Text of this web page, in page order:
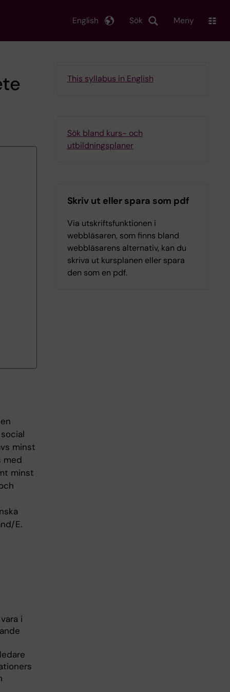
Sök
English Meny
minst
med
minst
E.
i
This syllabus in English
Sök bland kurs- och
utbildningsplaner
Skriv ut eller spara som pdf
Via utskriftsfunktionen i
webbläsaren, som finns bland
webbläsarens alternativ, kan du
skriva ut kursplanen eller spara
den som en pdf.